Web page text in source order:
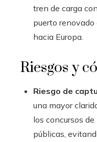
tren de carga
puerto
hacia Europa.
Riesgos y
Riesgo de
una mayor
los concursos
públicas,